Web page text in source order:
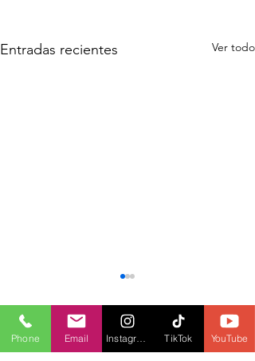
Entradas recientes Ver todo
Comentarios
Phone Email TikTok YouTube